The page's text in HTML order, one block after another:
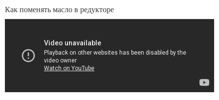
Как поменять масло в редукторе